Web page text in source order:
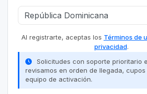
Al registrarte, aceptas los Términos de
privacidad.
Solicitudes con soporte prioritario
revisamos en orden de llegada,
equipo de activación.